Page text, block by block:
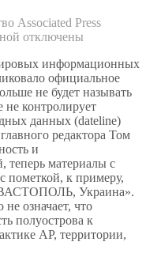
Associated Press
отключены
информационных
официальное
не будет называть
контролирует
данных (dateline)
редактора Том
и
теперь материалы с
пометкой, к примеру,
Украина».
не означает, что
полуострова к
AP, территории,